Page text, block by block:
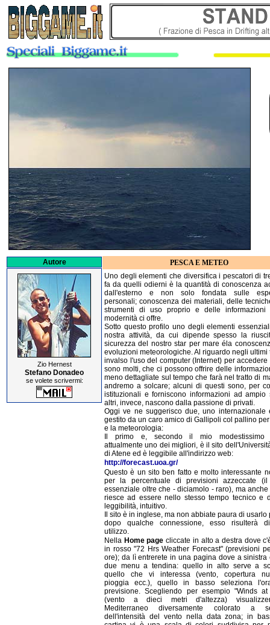
Autore
Zio Hernest
Stefano Donadeo
se volete scrivermi:
PESCA E METEO
Uno degli elementi che diversifica i pescatori di
fa da quelli odierni è la quantità di conoscenza
dall'esterno e non solo fondata sulle
personali; conoscenza dei materiali, delle
strumenti di uso proprio e delle
modernità ci offre.
Sotto questo profilo uno degli elementi
nostra attività, da cui dipende spesso la
sicurezza del nostro star per mare éla
evoluzioni meteorologiche. Al riguardo negli ultimi
invalso l'uso del computer (Internet) per accedere
sono molti, che ci possono offrire delle
meno dettagliate sul tempo che farà nel tratto di
andremo a solcare; alcuni di questi sono, per
istituzionali e forniscono informazioni ad ampio
altri, invece, nascono dalla passione di privati.
Oggi ve ne suggerisco due, uno internazionale
gestito da un caro amico di Gallipoli col pallino
e la meteorologia:
Il primo e, secondo il mio modestissimo
attualmente uno dei migliori, è il sito
di Atene ed è leggibile all'indirizzo web:
http://forecast.uoa.gr/
Questo è un sito ben fatto e molto interessante
per la percentuale di previsioni azzeccate
essenziale oltre che - diciamolo - raro), ma
riesce ad essere nello stesso tempo tecnico e
leggibilità, intuitivo.
Il sito è in inglese, ma non abbiate paura di usarlo
dopo qualche connessione, esso risulterà
utilizzo.
Nella Home page cliccate in alto a destra dove
in rosso "72 Hrs Weather Forecast" (previsioni
ore); da lì entrerete in una pagina dove a sinistra
due menu a tendina: quello in alto serve a
quello che vi interessa (vento, copertura
pioggia ecc.), quello in basso seleziona
previsione. Scegliendo per esempio "Winds
(vento a dieci metri d'altezza)
Mediterraneo diversamente colorato a
dell'intensità del vento nella data zona; in